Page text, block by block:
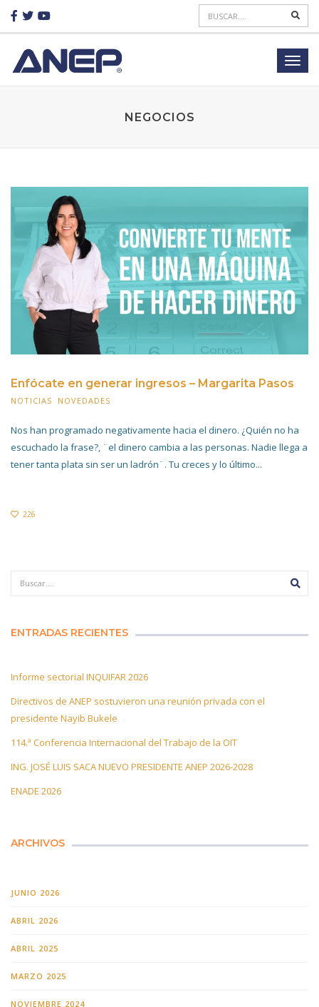
NEGOCIOS
Enfócate en generar ingresos – Margarita Pasos
NOTICIAS NOVEDADES
Nos han programado negativamente hacia el dinero. ¿Quién no ha
escuchado la frase?, ¨el dinero cambia a las personas. Nadie llega a
tener tanta plata sin ser un ladrón¨. Tu creces y lo último...
226
ENTRADAS RECIENTES
Informe sectorial INQUIFAR 2026
Directivos de ANEP sostuvieron una reunión privada con el
presidente Nayib Bukele
114.ª Conferencia Internacional del Trabajo de la OIT
ING. JOSÉ LUIS SACA NUEVO PRESIDENTE ANEP 2026-2028
ENADE 2026
ARCHIVOS
JUNIO 2026
ABRIL 2026
ABRIL 2025
MARZO 2025
NOVIEMBRE 2024